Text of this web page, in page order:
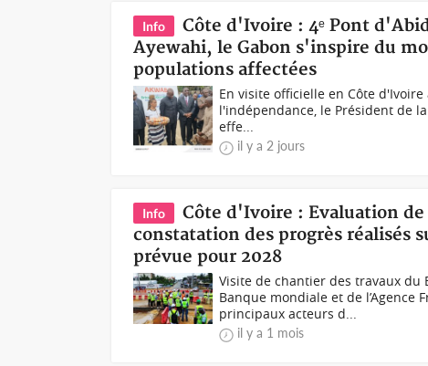
Info
Côte d'Ivoire : 4ᵉ Pont
Ayewahi, le Gabon s'inspire du
populations affectées
En visite officielle en Côte
l'indépendance, le Président de
effe...
il y a 2 jours
Info
Côte d'Ivoire : Evaluation
constatation des progrès réalisés
prévue pour 2028
Visite de chantier des travaux du
Banque mondiale et de l’Agence
principaux acteurs d...
il y a 1 mois